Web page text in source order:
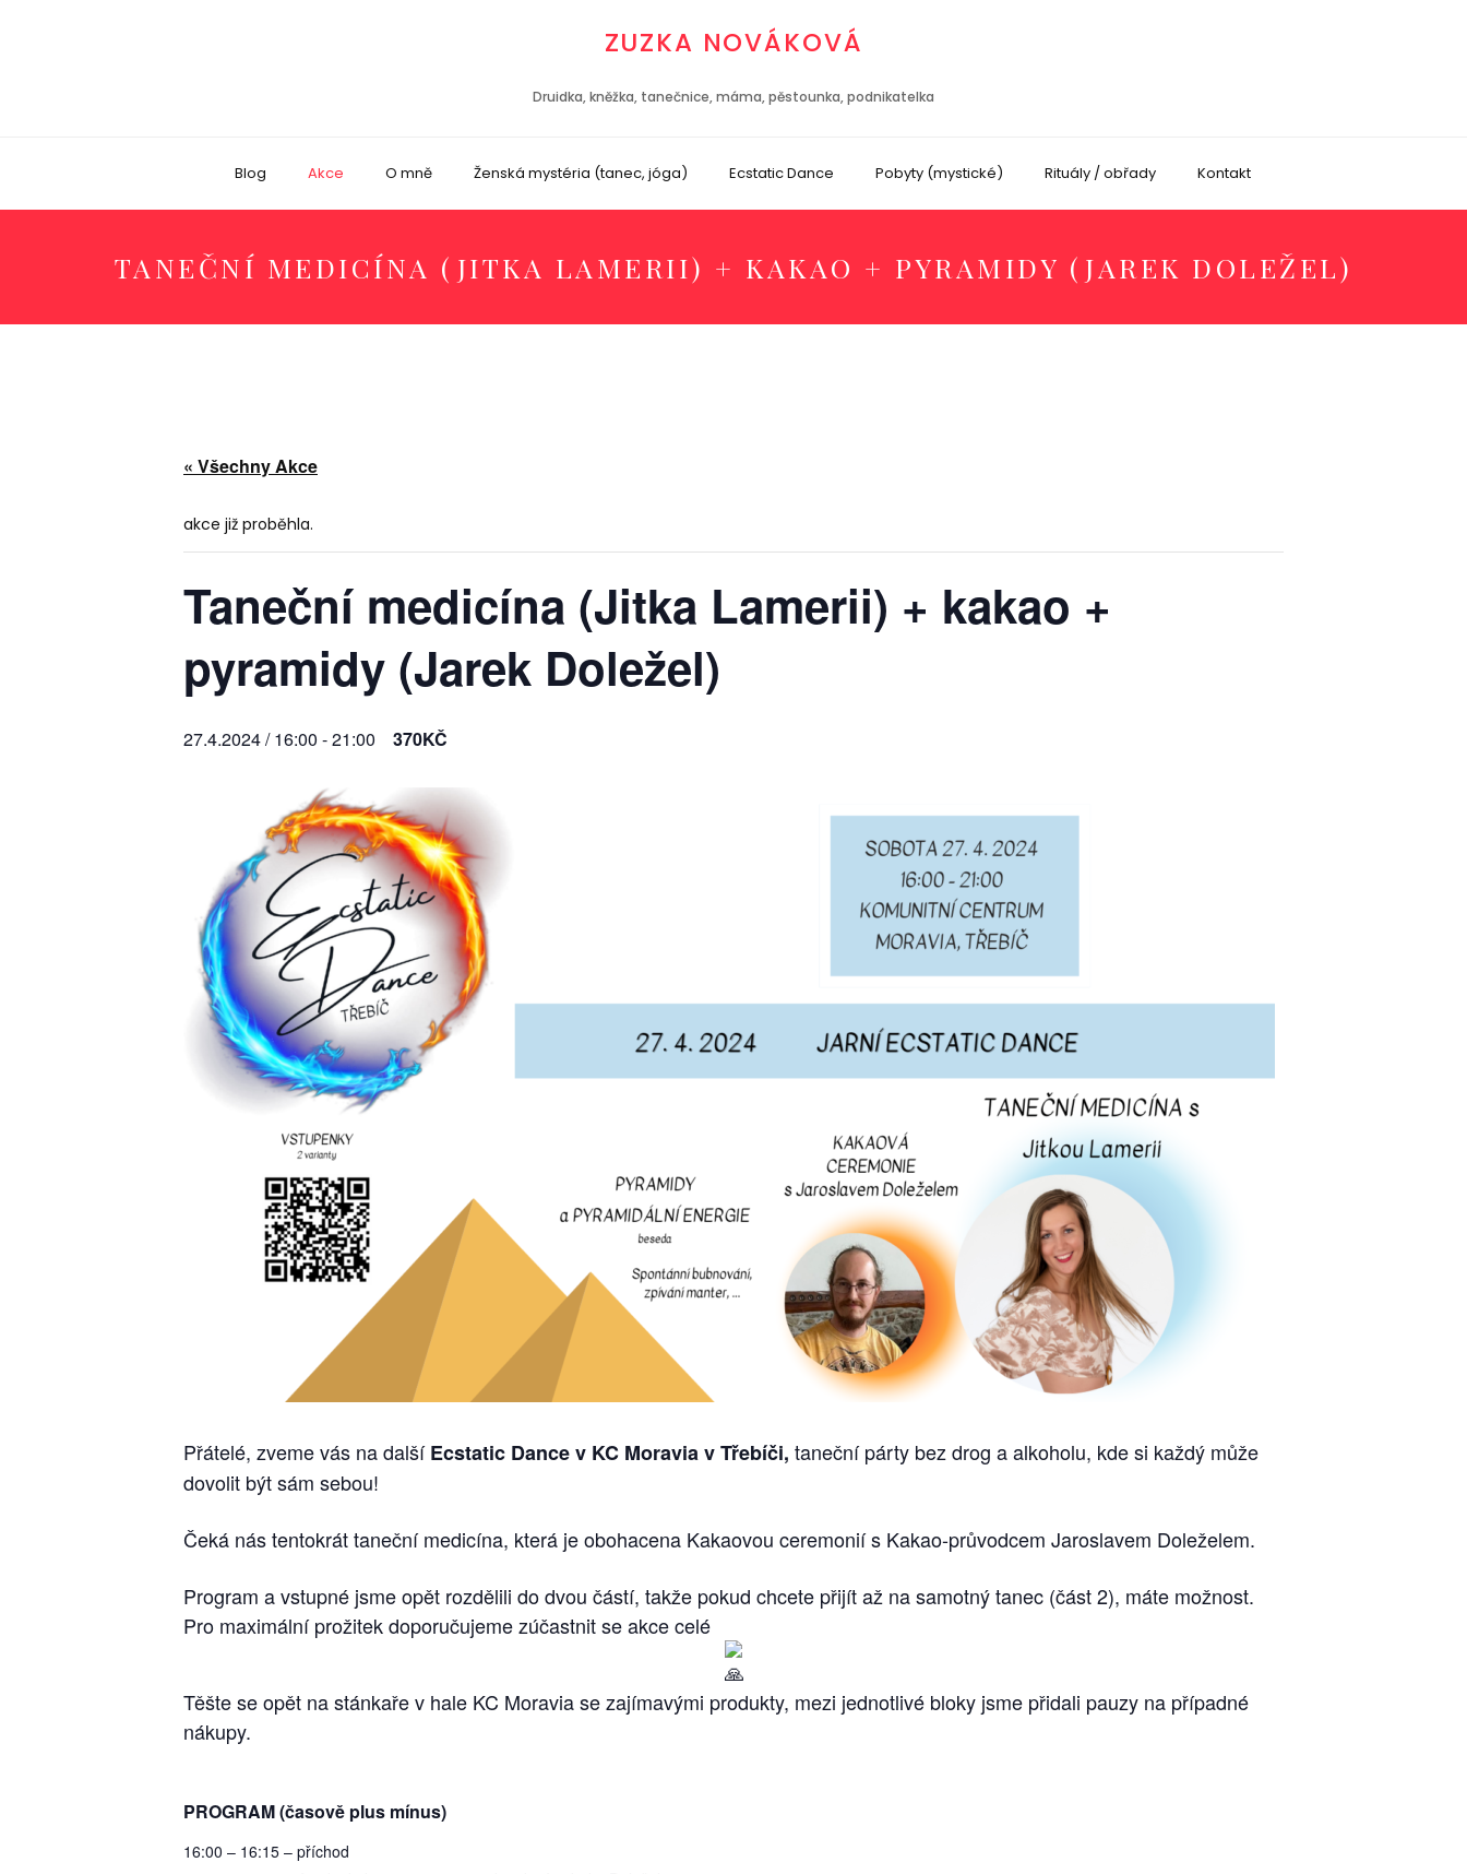
ZUZKA NOVÁKOVÁ
Druidka, kněžka, tanečnice, máma, pěstounka, podnikatelka
Blog Akce O mně Ženská mystéria (tanec, jóga) Ecstatic Dance Pobyty (mystické) Rituály / obřady Kontakt
TANEČNÍ MEDICÍNA (JITKA LAMERII) + KAKAO + PYRAMIDY (JAREK DOLEŽEL)
« Všechny Akce
akce již proběhla.
Taneční medicína (Jitka Lamerii) + kakao +
pyramidy (Jarek Doležel)
27.4.2024 / 16:00 -21:00 370KČ
Přátelé, zveme vás na dalšíEcstatic Dance v KC Moravia v Třebíči, taneční párty bez drog a alkoholu, kde si každý může
dovolit být sám sebou!
Čeká nás tentokrát taneční medicína, která je obohacena Kakaovou ceremonií s Kakao-průvodcem Jaroslavem Doleželem.
Program a vstupné jsme opět rozdělili do dvou částí, takže pokud chcete přijít až na samotný tanec (část 2), máte možnost.
Pro maximální prožitek doporučujeme zúčastnit se akce celé
Těšte se opět na stánkaře v hale KC Moravia se zajímavými produkty, mezi jednotlivé bloky jsme přidali pauzy na případné
nákupy.
PROGRAM (časově plus mínus)
16:00 – 16:15 – příchod